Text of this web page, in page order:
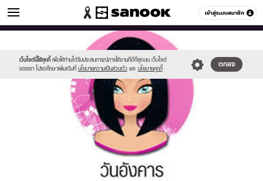
เข้าสู่ระบบสมาชิก
ดูดวง หมวดอื่นๆ
เว็บไซต์นี้ใช้คุกกี้ เพื่อให้ท่านได้รับประสบการณ์การใช้งานที่ดีที่สุดบน เว็บไซต์
ของเรา โปรดศึกษาเพิ่มเติมที่ นโยบายความเป็นส่วนตัว และ นโยบายคุกกี้
ตกลง
//s.isanook.com/sr/0/images/logo-
sanook.png
//s.isanook.com/ho/0/ud/9/46133/170-